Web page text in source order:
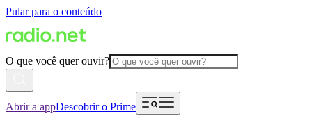
Pular para o conteúdo
O que você quer ouvir?
Abrir a appDescobrir o Prime